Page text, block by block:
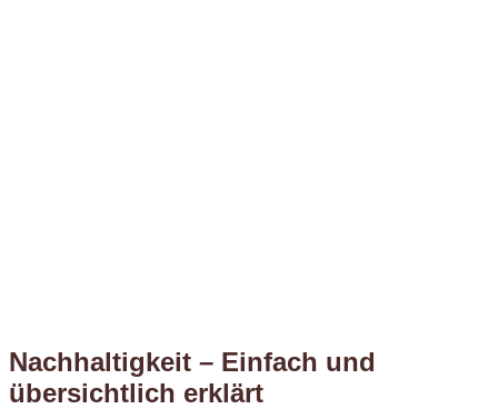
Nachhaltigkeit – Einfach und
übersichtlich erklärt